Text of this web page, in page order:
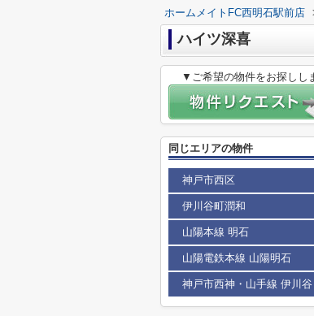
ホームメイトFC西明石駅前店
ハイツ深喜
▼ご希望の物件をお探しし
同じエリアの物件
神戸市西区
伊川谷町潤和
山陽本線 明石
山陽電鉄本線 山陽明石
神戸市西神・山手線 伊川谷